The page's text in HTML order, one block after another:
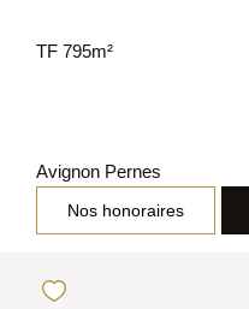
TF 795m²
Avignon Pernes
Nos honoraires